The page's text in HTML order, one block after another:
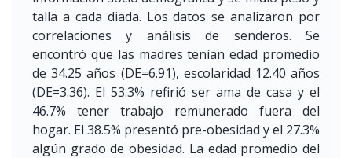
talla a cada diada. Los datos se analizaron por
correlaciones y análisis de senderos. Se
encontró que las madres tenían edad promedio
de 34.25 años (DE=6.91), escolaridad 12.40 años
(DE=3.36). El 53.3% refirió ser ama de casa y el
46.7% tener trabajo remunerado fuera del
hogar. El 38.5% presentó pre-obesidad y el 27.3%
algún grado de obesidad. La edad promedio del